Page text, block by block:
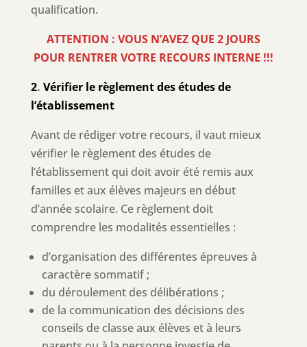
qualification.
ATTENTION : VOUS N’AVEZ QUE 2 JOURS
POUR RENTRER VOTRE RECOURS INTERNE !!!
2. Vérifier le règlement des études de
l’établissement
Avant de rédiger votre recours, il vaut mieux
vérifier le règlement des études de
l’établissement qui doit avoir été remis aux
familles et aux élèves majeurs en début
d’année scolaire. Ce règlement doit
comprendre les modalités essentielles :
d’organisation des différentes épreuves à
caractère sommatif ;
du déroulement des délibérations ;
de la communication des décisions des
conseils de classe aux élèves et à leurs